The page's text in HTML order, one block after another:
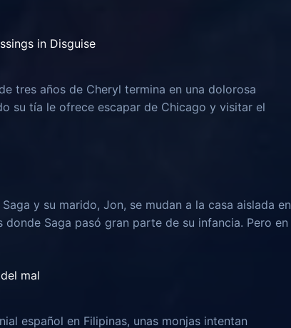
in Disguise
tres años de Cheryl termina en una dolorosa
su tía le ofrece escapar de Chicago y visitar el
y su marido, Jon, se mudan a la casa aislada en
Saga pasó gran parte de su infancia. Pero en
mal
español en Filipinas, unas monjas intentan